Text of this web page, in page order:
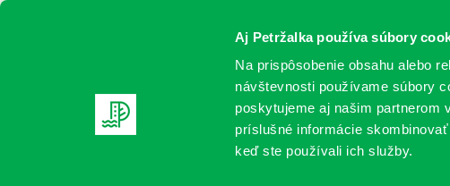
Aj Petržalka používa súbory
Na prispôsobenie obsahu alebo
návštevnosti používame súbory
poskytujeme aj našim partnerom
príslušné informácie
keď ste používali ich služby.
REGISTRUJTE SA ONLINE KATALÓGY